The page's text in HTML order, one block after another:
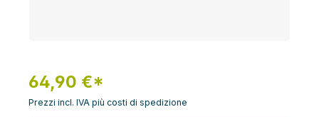
64,90 €*
Prezzi incl. IVA più costi di spedizione